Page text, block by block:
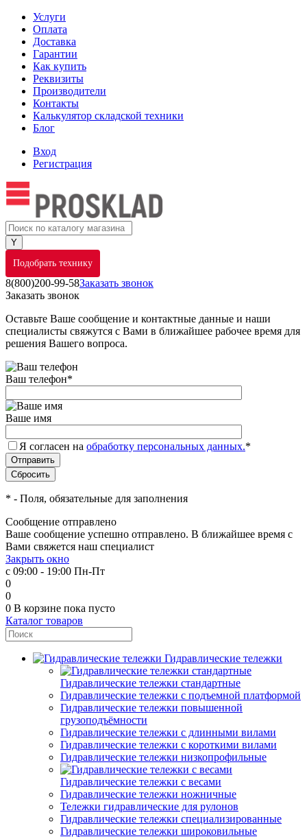
Услуги
Оплата
Доставка
Гарантии
Как купить
Реквизиты
Производители
Контакты
Калькулятор складской техники
Блог
Вход
Регистрация
Подобрать технику
8(800)200-99-58Заказать звонок
Заказать звонок
Оставьте Ваше сообщение и контактные данные и наши
специалисты свяжутся с Вами в ближайшее рабочее время для
решения Вашего вопроса.
Ваш телефон*
Ваше имя
Я согласен на обработку персональных данных.*
* - Поля, обязательные для заполнения
Сообщение отправлено
Ваше сообщение успешно отправлено. В ближайшее время с
Вами свяжется наш специалист
Закрыть окно
с 09:00 - 19:00 Пн-Пт
0
0
0 В корзине пока пусто
Каталог товаров
Гидравлические тележки
Гидравлические тележки стандартные
Гидравлические тележки с подъемной платформой
Гидравлические тележки повышенной
грузоподъёмности
Гидравлические тележки с длинными вилами
Гидравлические тележки с короткими вилами
Гидравлические тележки низкопрофильные
Гидравлические тележки с весами
Гидравлические тележки ножничные
Тележки гидравлические для рулонов
Гидравлические тележки специализированные
Гидравлические тележки широковильные